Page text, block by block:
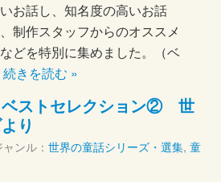
お話し、知名度の高いお話
制作スタッフからのオススメ
どを特別に集めました。（ベ
続きを読む »
ベストセレクション② 世
り
ャンル： 世界の童話シリーズ・選集, 童